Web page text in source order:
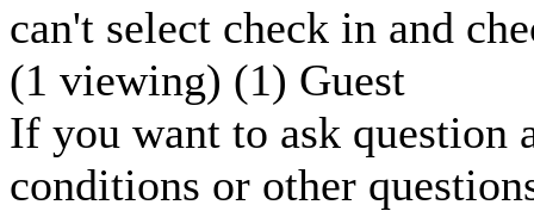
can't select check in and
(1 viewing) (1) Guest
If you want to ask question
conditions or other